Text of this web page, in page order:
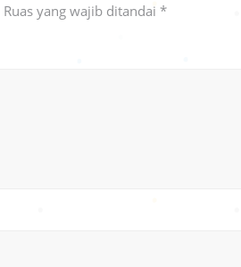
Ruas yang wajib ditandai *